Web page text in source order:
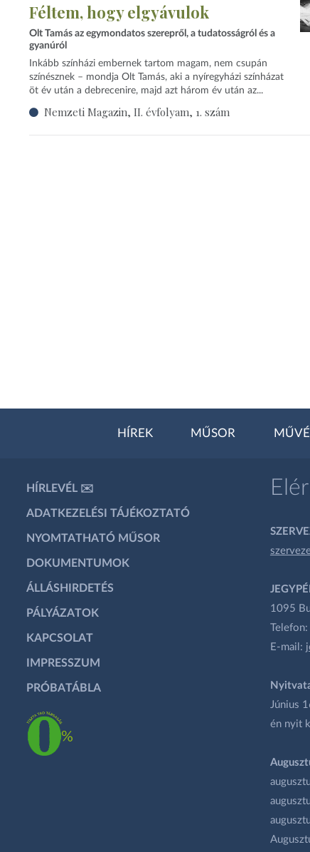
Féltem, hogy elgyávulok
Olt Tamás az egymondatos szerepről, a tudatosságról és a
gyanúról
Inkább színházi embernek tartom magam, nem csupán
színésznek – mondja Olt Tamás, aki a nyíregyházi színházat
öt év után a debrecenire, majd azt három év után az...
Nemzeti Magazin, II. évfolyam, 1. szám
HÍREK MŰSOR
HÍRLEVÉL ✉️
ADATKEZELÉSI TÁJÉKOZTATÓ
NYOMTATHATÓ MŰSOR
DOKUMENTUMOK
ÁLLÁSHIRDETÉS
PÁLYÁZATOK
KAPCSOLAT
IMPRESSZUM
PRÓBATÁBLA
1095
E-mail:
Június
én nyit